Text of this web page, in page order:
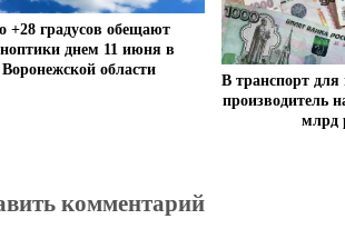
+28 градусов обещают
днем 11 июня в
Воронежской области
В транспорт
производитель
млрд
комментарий